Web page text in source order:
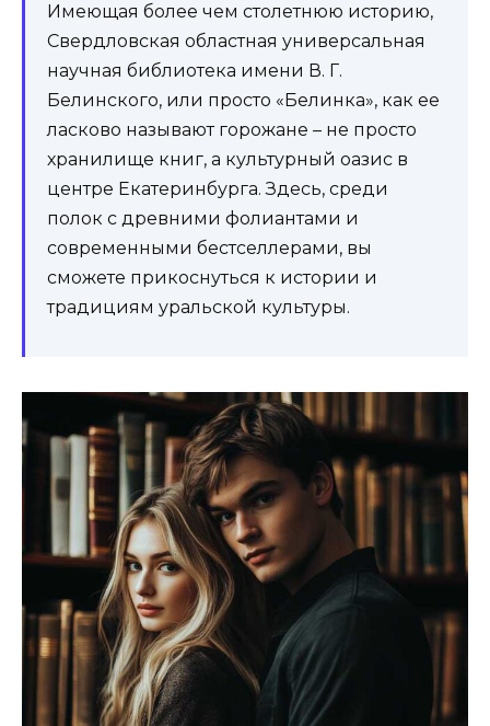
Имеющая более чем столетнюю историю,
Свердловская областная универсальная
научная библиотека имени В. Г.
Белинского, или просто «Белинка», как ее
ласково называют горожане – не просто
хранилище книг, а культурный оазис в
центре Екатеринбурга. Здесь, среди
полок с древними фолиантами и
современными бестселлерами, вы
сможете прикоснуться к истории и
традициям уральской культуры.